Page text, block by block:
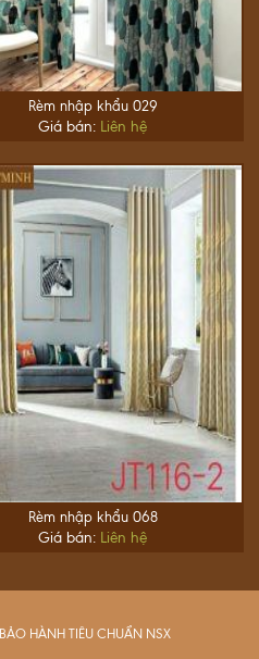
Rèm nhập khẩu 029
Giá bán: Liên hệ
Rèm nhập khẩu 068
Giá bán: Liên hệ
BẢO HÀNH TIÊU CHUẨN NSX